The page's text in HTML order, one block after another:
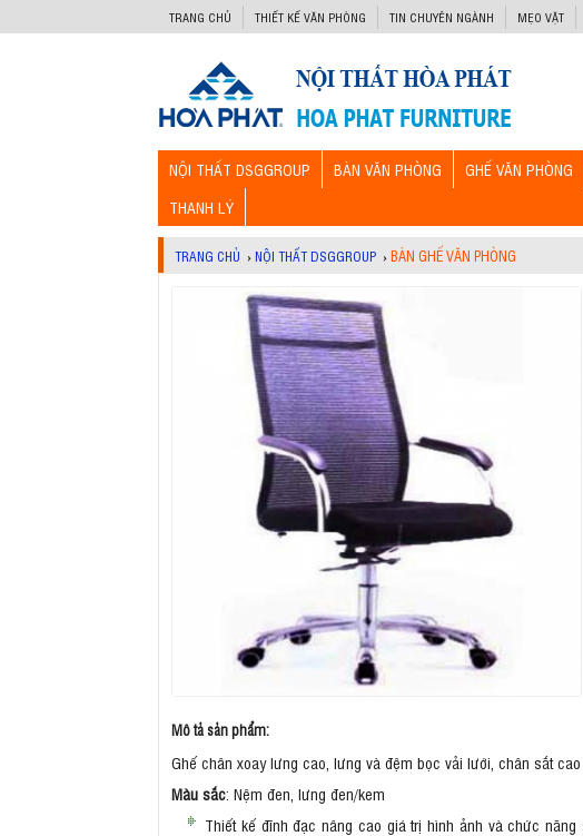
TRANG CHỦ THIẾT KẾ VĂN PHÒNG TIN CHUYÊN NGÀNH MẸO VẶT
NỘI THẤT DSGGROUP BÀN VĂN PHÒNG GHẾ VĂN PHÒNG
THANH LÝ
TRANG CHỦ › NỘI THẤT DSGGROUP ›BÀN GHẾ VĂN PHÒNG
Mô tả sản phẩm:
Ghế chân xoay lưng cao, lưng và đệm bọc vải lưới, chân sắt
Màu sắc: Nệm đen, lưng đen/kem
Thiết kế đĩnh đạc nâng cao giá trị hình ảnh và chức